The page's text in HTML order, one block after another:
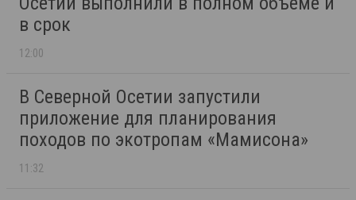
в срок
12:00
В Северной Осетии запустили
приложение для планирования
походов по экотропам «Мамисона»
11:32